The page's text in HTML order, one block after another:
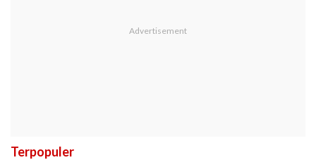
Terpopuler